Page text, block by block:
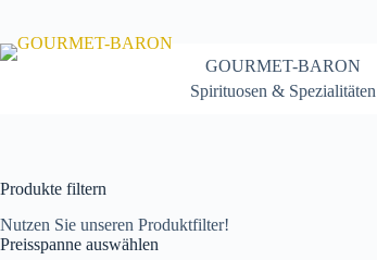
springen
GOURMET-BARON
Spirituosen & Spezialitäten
Produkte filtern
Nutzen Sie unseren Produktfilter!
Preisspanne auswählen